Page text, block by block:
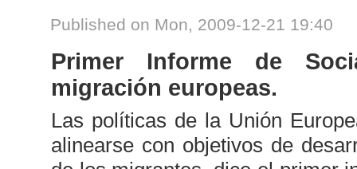
Published on Mon, 2009-12-21 19:40
Primer Informe de
migración europeas.
Las políticas de la Unión
alinearse con objetivos de